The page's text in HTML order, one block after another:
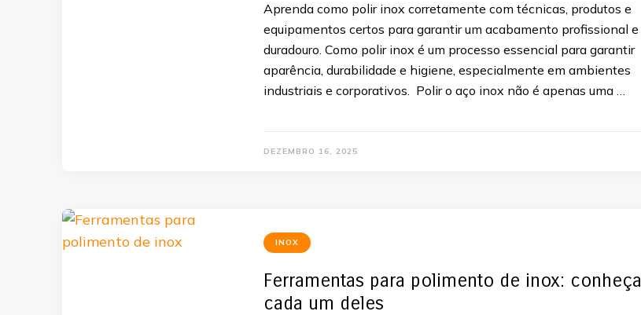
Aprenda como polir inox corretamente com técnicas, produtos e
equipamentos certos para garantir um acabamento profissional e
duradouro. Como polir inox é um processo essencial para garantir
aparência, durabilidade e higiene, especialmente em ambientes
industriais e corporativos. Polir o aço inox não é apenas uma …
DEZEMBRO 16, 2025
INOX
Ferramentas para polimento de inox: conheça
cada um deles